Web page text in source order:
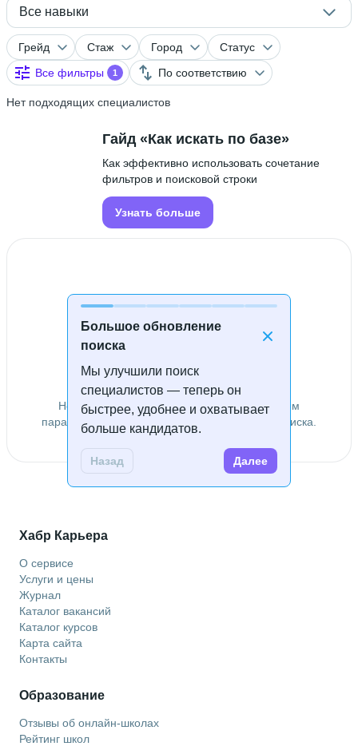
Все навыки
Грейд Стаж Город
Статус
Все фильтры
1 По соответствию
Нет подходящих специалистов
Большое обновление
поиска
Мы улучшили поиск
специалистов — теперь он
быстрее, удобнее и охватывает
больше кандидатов.
Назад Далее
Гайд «Как искать по базе»
Как эффективно использовать сочетание
фильтров и поисковой строки
Узнать больше
Специалисты не найдены
Не удалось найти специалистов по заданным
параметрам. Попробуйте изменить условия поиска.
Хабр Карьера
О сервисе
Услуги и цены
Журнал
Каталог вакансий
Каталог курсов
Карта сайта
Контакты
Образование
Отзывы об онлайн-школах
Рейтинг школ